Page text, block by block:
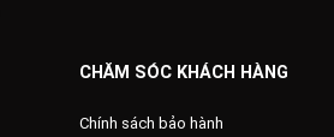
CHĂM SÓC KHÁCH HÀNG
Chính sách bảo hành